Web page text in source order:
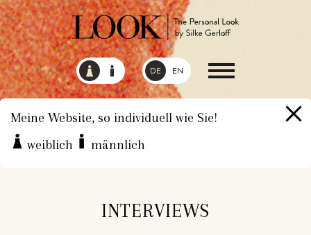
DE EN
Meine Website, so individuell wie Sie!
weiblich
männlich
HOME ÜBER MICH INTERVIEWS
INTERVIEWS